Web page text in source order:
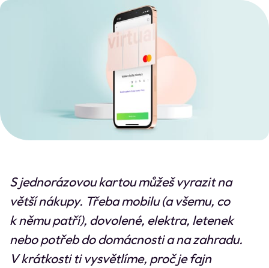
S jednorázovou kartou můžeš vyrazit na
větší nákupy. Třeba mobilu (a všemu, co
k němu patří), dovolené, elektra, letenek
nebo potřeb do domácnosti a na zahradu.
V krátkosti ti vysvětlíme, proč je fajn